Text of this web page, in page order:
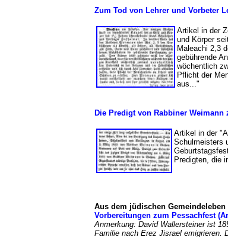
Zum Tod von Lehrer und Vorbeter
Artikel in der
und Körper
Maleachi 2,3
gebührende
wöchentlich
Pflicht der
aus..."
Die Predigt von Rabbiner
Artikel in der
Schulmeisters
Predigten, die
Aus dem jüdischen Gemeindeleben
Vorbereitungen zum Pessachfest
Anmerkung: David Wallersteiner ist
Familie nach Erez Jisrael emigrieren.